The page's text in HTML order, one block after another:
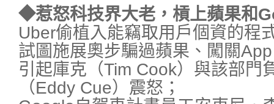
◆惹怒科技界大老，槓上蘋果和
Uber偷植入能竊取用戶個資的程
試圖施展奧步騙過蘋果、闖關
引起庫克（Tim Cook）與該部門
（Eddy Cue）震怒；